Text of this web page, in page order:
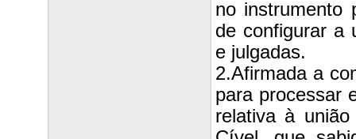
no instrumento
de configurar a
e julgadas.
2.Afirmada a
para processar
relativa à